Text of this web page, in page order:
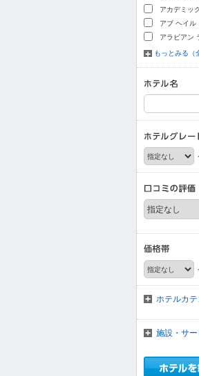
アカデミッ
アブ ヘイル
アラビアン
もっとみる（
ホテルカテ
施設・サー